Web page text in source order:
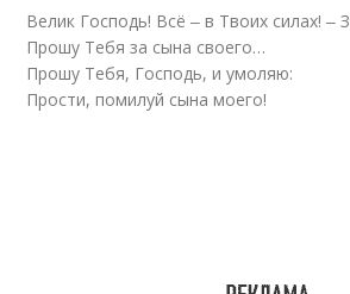
Велик Господь! Всё ‒ в Твоих силах! ‒
Прошу Тебя за сына своего…
Прошу Тебя, Господь, и умоляю:
Прости, помилуй сына моего!